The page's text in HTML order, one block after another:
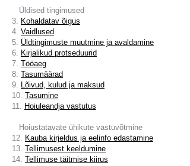
Üldised tingimused
3. Kohaldatav õigus
4. Vaidlused
5. Üldtingimuste muutmine ja avaldamine
6. Kirjalikud protseduurid
7. Tööaeg
8. Tasumäärad
9. Lõivud, kulud ja maksud
10. Tasumine
11. Hoiuleandja vastutus
Hoiustatavate ühikute vastuvõtmine
12. Kauba kirjeldus ja eelinfo edastamine
13. Tellimusest keeldumine
14. Tellimuse täitmise kiirus